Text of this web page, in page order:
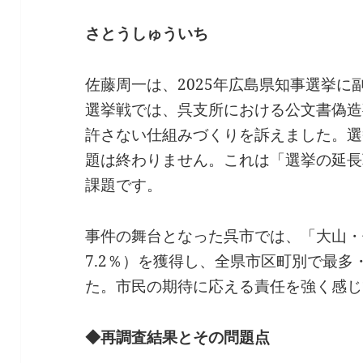
さとうしゅういち
佐藤周一は、2025年広島県知事選挙に
選挙戦では、呉支所における公文書偽
許さない仕組みづくりを訴えました。
題は終わりません。これは「選挙の延
課題です。
事件の舞台となった呉市では、「大山
7.2％）を獲得し、全県市区町別で最多
た。市民の期待に応える責任を強く感
◆再調査結果とその問題点